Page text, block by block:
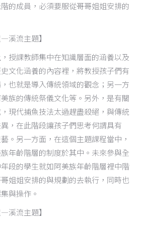
的成員，必須要服從哥哥姐姐安排的
溪流主題】
授課教師集中在知識層面的涵養以及
文化涵養的內容裡，將教授孩子們有
也就是導入傳統領域的觀念；另一方
族的傳統祭儀文化等。另外，是有關
現代捕魚技法太過趕盡殺絕，與傳統
，在此階段讓孩子們思考何謂具有
。另一方面，在這個主題課程當中，
年齡階層的制度於其中。未來參與全
段的學生就如阿美族年齡階層裡中階
姐姐安排的與規劃的去執行，同時也
與操作。
溪流主題】